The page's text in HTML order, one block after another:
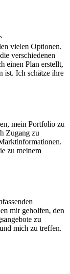
vielen Optionen.
verschiedenen
einen Plan erstellt,
ist. Ich schätze ihre
mein Portfolio zu
Zugang zu
zu meinem
mir geholfen, den
zu
mich zu treffen.